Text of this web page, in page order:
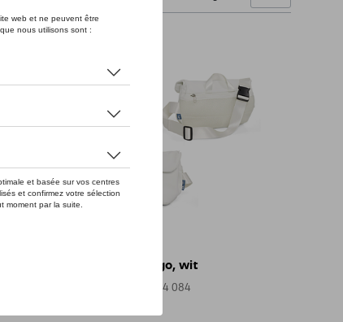
VW heuptas ID logo, wit
Referentie: 11A087314 084